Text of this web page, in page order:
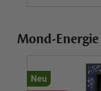
Mond-Energie
Neu